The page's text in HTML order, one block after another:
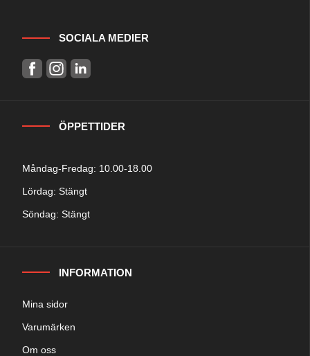
SOCIALA MEDIER
ÖPPETTIDER
Måndag-Fredag: 10.00-18.00
Lördag: Stängt
Söndag: Stängt
INFORMATION
Mina sidor
Varumärken
Om oss